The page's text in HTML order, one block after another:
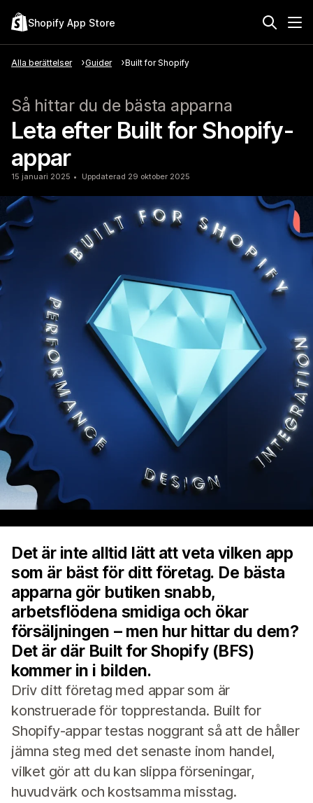
Shopify App Store
Alla berättelser Guider Built for Shopify
Så hittar du de bästa apparna
Leta efter Built for Shopify-
appar
15 januari 2025 Uppdaterad 29 oktober 2025
Det är inte alltid lätt att veta vilken app
som är bäst för ditt företag. De bästa
apparna gör butiken snabb,
arbetsflödena smidiga och ökar
försäljningen – men hur hittar du dem?
Det är där Built for Shopify (BFS)
kommer in i bilden.
Driv ditt företag med appar som är
konstruerade för topprestanda. Built for
Shopify-appar testas noggrant så att de håller
jämna steg med det senaste inom handel,
vilket gör att du kan slippa förseningar,
huvudvärk och kostsamma misstag.